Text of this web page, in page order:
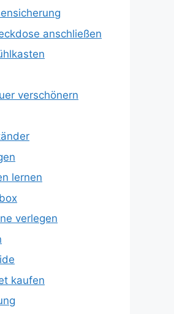
anschließen
verschönern
lernen
verlegen
kaufen